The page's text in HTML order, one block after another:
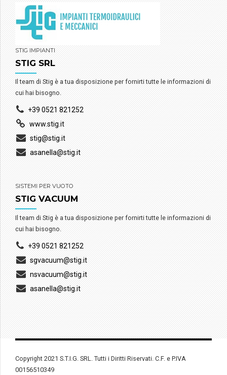
STIG IMPIANTI
STIG SRL
Il team di Stig è a tua disposizione per fornirti tutte le informazioni di
cui hai bisogno.
+39 0521 821252
www.stig.it
stig@stig.it
asanella@stig.it
SISTEMI PER VUOTO
STIG VACUUM
Il team di Stig è a tua disposizione per fornirti tutte le informazioni di
cui hai bisogno.
+39 0521 821252
sgvacuum@stig.it
nsvacuum@stig.it
asanella@stig.it
Copyright 2021 S.T.I.G. SRL. Tutti i Diritti Riservati. C.F. e P.IVA
00156510349